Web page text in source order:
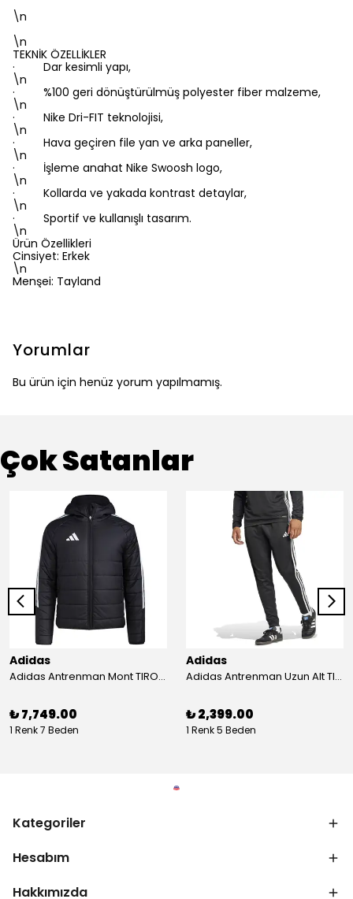
\n
\n
TEKNİK ÖZELLİKLER
· Dar kesimli yapı,
\n
· %100 geri dönüştürülmüş polyester fiber malzeme,
\n
· Nike Dri-FIT teknolojisi,
\n
· Hava geçiren file yan ve arka paneller,
\n
· İşleme anahat Nike Swoosh logo,
\n
· Kollarda ve yakada kontrast detaylar,
\n
· Sportif ve kullanışlı tasarım.
\n
Ürün Özellikleri
Cinsiyet: Erkek
\n
Menşei: Tayland
Yorumlar
Bu ürün için henüz yorum yapılmamış.
Çok Satanlar
Adidas
Adidas Antrenman Mont TIRO24 WINT JKT IJ7388
₺ 7,749.00
1 Renk 7 Beden
Adidas
Adidas Antrenman Uzun Alt TIRO ES PNT JD0442
₺ 2,399.00
1 Renk 5 Beden
Kategoriler
Hesabım
Hakkımızda